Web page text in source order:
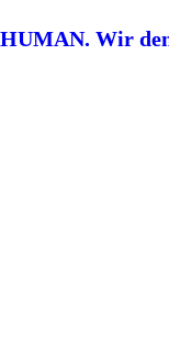
HUMAN. Wir